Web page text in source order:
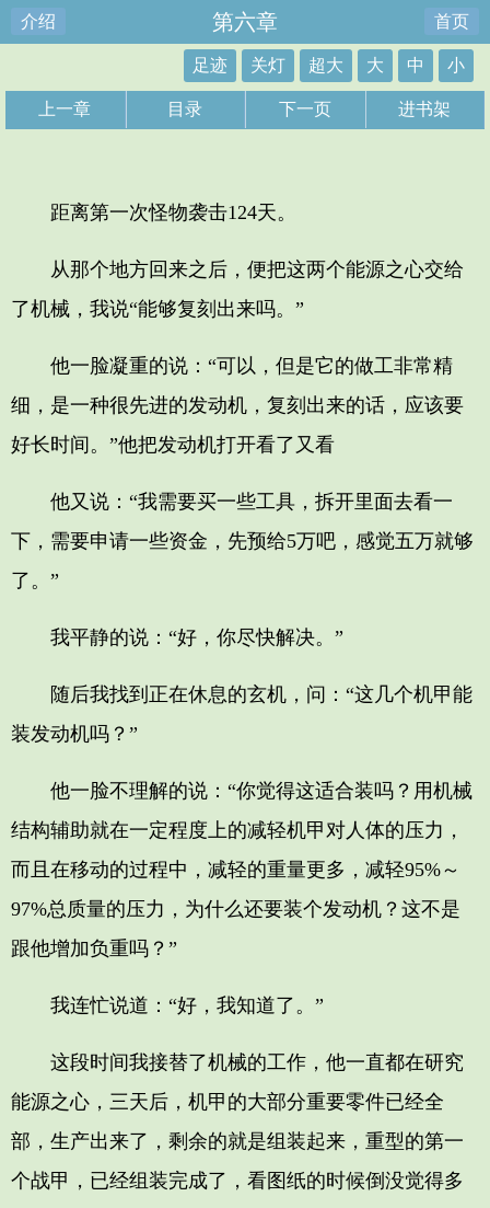
介绍 第六章 首页
足迹 关灯 超大 大 中 小
上一章 目录 下一页 进书架
距离第一次怪物袭击124天。
从那个地方回来之后，便把这两个能源之心交给
了机械，我说“能够复刻出来吗。”
他一脸凝重的说：“可以，但是它的做工非常精
细，是一种很先进的发动机，复刻出来的话，应该要
好长时间。”他把发动机打开看了又看
他又说：“我需要买一些工具，拆开里面去看一
下，需要申请一些资金，先预给5万吧，感觉五万就够
了。”
我平静的说：“好，你尽快解决。”
随后我找到正在休息的玄机，问：“这几个机甲能
装发动机吗？”
他一脸不理解的说：“你觉得这适合装吗？用机械
结构辅助就在一定程度上的减轻机甲对人体的压力，
而且在移动的过程中，减轻的重量更多，减轻95%～
97%总质量的压力，为什么还要装个发动机？这不是
跟他增加负重吗？”
我连忙说道：“好，我知道了。”
这段时间我接替了机械的工作，他一直都在研究
能源之心，三天后，机甲的大部分重要零件已经全
部，生产出来了，剩余的就是组装起来，重型的第一
个战甲，已经组装完成了，看图纸的时候倒没觉得多